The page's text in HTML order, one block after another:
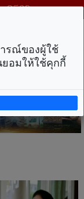
2569
ารณ์ของผู้ใช้
ยอมให้ใช้คุกกี้